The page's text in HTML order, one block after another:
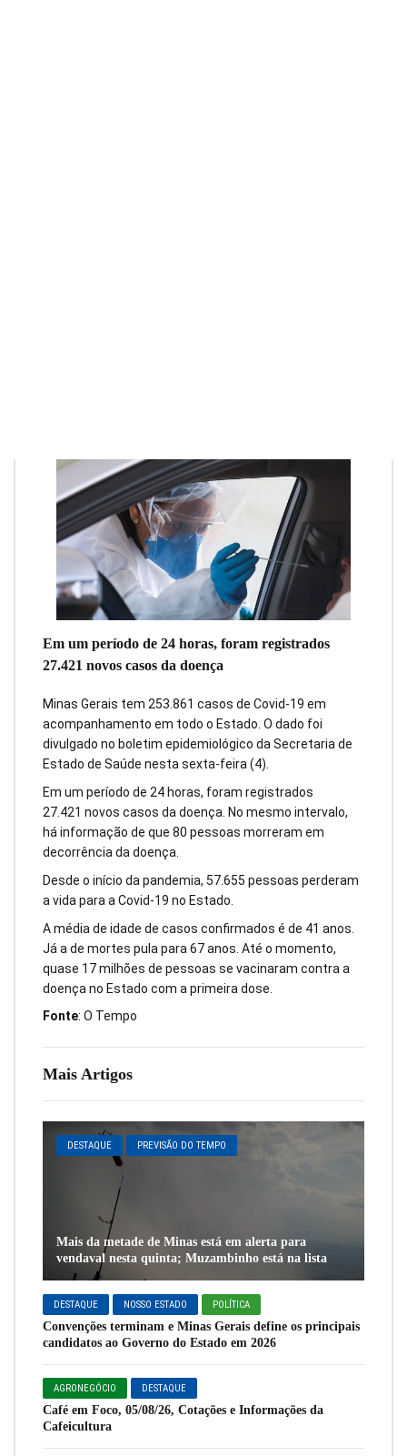
Mais Artigos
DESTAQUE PREVISÃO DO TEMPO
Mais da metade de Minas está em alerta para
vendaval nesta quinta; Muzambinho está na lista
DESTAQUE NOSSO ESTADO POLÍTICA
Convenções terminam e Minas Gerais define os principais
candidatos ao Governo do Estado em 2026
AGRONEGÓCIO DESTAQUE
Café em Foco, 05/08/26, Cotações e Informações da
Cafeicultura
Em um período de 24 horas, foram registrados
27.421 novos casos da doença
Minas Gerais tem 253.861 casos de Covid-19 em
acompanhamento em todo o Estado. O dado foi
divulgado no boletim epidemiológico da Secretaria de
Estado de Saúde nesta sexta-feira (4).
Em um período de 24 horas, foram registrados
27.421 novos casos da doença. No mesmo intervalo,
há informação de que 80 pessoas morreram em
decorrência da doença.
Desde o início da pandemia, 57.655 pessoas perderam
a vida para a Covid-19 no Estado.
A média de idade de casos confirmados é de 41 anos.
Já a de mortes pula para 67 anos. Até o momento,
quase 17 milhões de pessoas se vacinaram contra a
doença no Estado com a primeira dose.
Fonte: O Tempo